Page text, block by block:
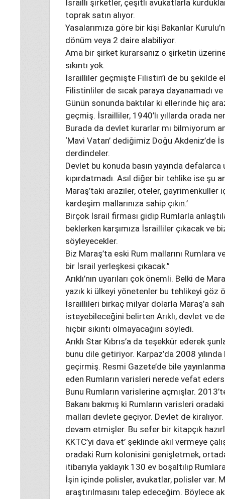
İsrailli şirketler, çeşitli avukatlarla
toprak satın alıyor.
Yasalarımıza göre bir kişi Bakanlar
dönüm veya 2 daire alabiliyor.
Ama bir şirket kurarsanız o şirketin
sıkıntı yok.
İsrailliler geçmişte Filistin’i de bu şekilde
Filistinliler de sıcak paraya dayanamadı
Günün sonunda baktılar ki ellerinde hiç
geçmiş. İsrailliler, 1940’lı yıllarda orada
Burada da devlet kurarlar mı bilmiyorum
‘Mavi Vatan’ dediğimiz Doğu Akdeniz’de
derdindeler.
Devlet bu konuda basın yayında defalarca
kıpırdatmadı. Asıl diğer bir tehlike ise şu
Maraş’taki araziler, oteler, gayrimenkuller
kardeşim mallarınıza sahip çıkın.’
Birçok İsrail firması gidip Rumlarla
beklerken karşımıza İsrailliler çıkacak ve
söyleyecekler.
Biz Maraş’ta eski Rum mallarını Rumlara
bir İsrail yerleşkesi çıkacak.”
Arıklı’nın uyarıları çok önemli. Belki de
yazık ki ülkeyi yönetenler bu tehlikeyi göz
İsraillileri birkaç milyar dolarla Maraş’a
isteyebileceğini belirten Arıklı, devlet ve
hiçbir sıkıntı olmayacağını söyledi.
Arıklı Star Kıbrıs’a da teşekkür ederek
bunu dile getiriyor. Karpaz’da 2008
geçirmiş. Resmi Gazete’de bile
eden Rumların varisleri nerede vefat
Bunu Rumların varislerine açmışlar.
Bakanı bakmış ki Rumların varisleri
malları devlete geçiyor. Devlet de
devam etmişler. Bu sefer bir kitapçık
KKTC’yi dava et’ şeklinde akıl vermeye
oradaki Rum kolonisini genişletmek,
itibarıyla yaklayık 130 ev boşaltılıp
İşin içinde polisler, avukatlar, polisler var.
araştırılmasını talep edeceğim. Böylece